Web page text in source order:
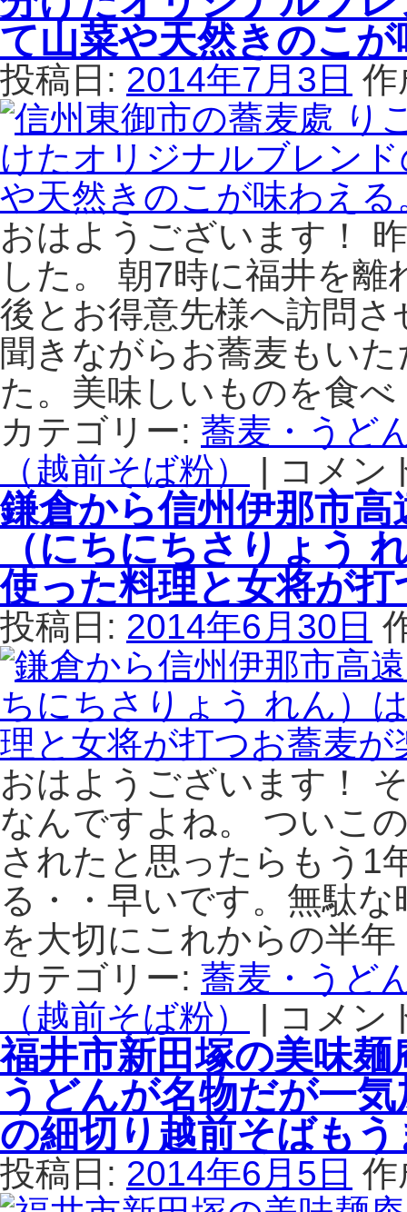
ま
す。
は
か
し
い
噛
み
応
え
の
あ
る
ち
越
前
そ
ば
食
べ
ら
る。
は
工
務
店
Ｋ
Ｊ
ワ
ー
ク
ス
（け
い
じ
ぇ
い
わ
ー
く
す）
く
ら
し
の
杜
で
は、
日
替
わ
り
で
オ
ー
ナ
ー
が
変
る
ラ
ボ
食
堂
で
月
2
釜
茹
で
の
手
打
ち
そ
て山菜や天然きのこ
投稿日: 2014年7月3日 作
おはようございます！
した。 朝7時に福井を
後とお得意先様へ訪問
聞きながらお蕎麦もい
た。美味しいものを食
カテゴリー: 蕎麦・うど
（越前そば粉）
|
信
州
東
御
の
蕎
麦
處
り
こ
ぼ
う
は、
粒
度
と
挽
き
分
け
オ
リ
ジ
ナ
ル
ブ
レ
ン
ド
の
蕎
コメン
鎌倉から信州伊那市
（にちにちさりょう
使った料理と女将が
投稿日: 2014年6月30日
おはようございます！
なんですよね。 ついこ
されたと思ったらもう1
る・・早いです。無駄
を大切にこれからの半
カテゴリー: 蕎麦・うど
（越前そば粉）
|
鎌
倉
か
ら
信
州
伊
那
市
高
コメン
福井市新田塚の美味
うどんが名物だが一
の細切り越前そばも
投稿日: 2014年6月5日 作